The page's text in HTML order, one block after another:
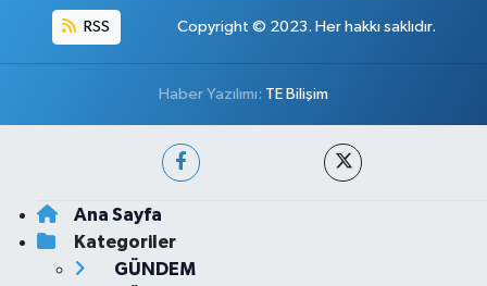
RSS Copyright © 2023. Her hakkı saklıdır.
Haber Yazılımı: TE Bilişim
Ana Sayfa
Kategoriler
GÜNDEM